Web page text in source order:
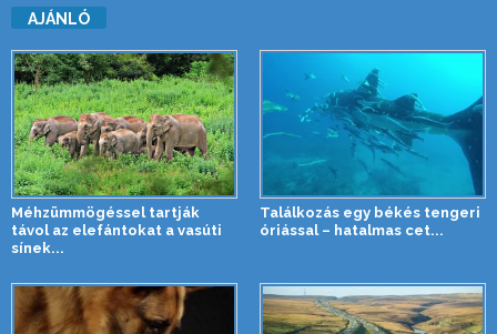
AJÁNLÓ
Méhzümmögéssel tartják
távol az elefántokat a vasúti
sínek...
Találkozás egy békés tengeri
óriással – hatalmas cet...